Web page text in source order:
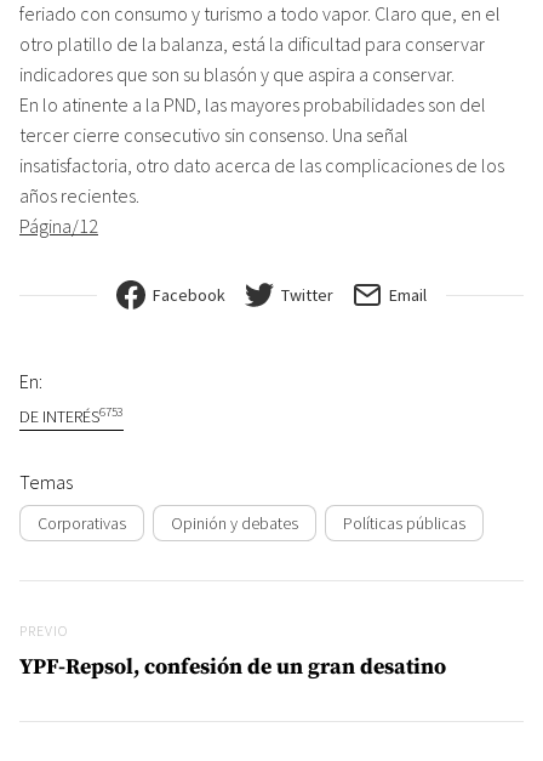
feriado con consumo y turismo a todo vapor. Claro que, en el
otro platillo de la balanza, está la dificultad para conservar
indicadores que son su blasón y que aspira a conservar.
En lo atinente a la PND, las mayores probabilidades son del
tercer cierre consecutivo sin consenso. Una señal
insatisfactoria, otro dato acerca de las complicaciones de los
años recientes.
Página/12
Facebook Twitter Email
En:
DE INTERÉS6753
Temas
Corporativas Opinión y debates Políticas públicas
Previo
PREVIO
YPF-Repsol, confesión de un gran desatino